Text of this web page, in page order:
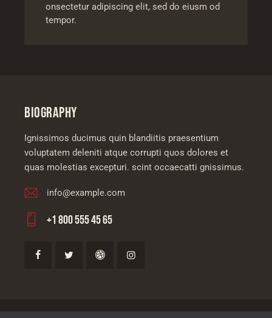
onsectetur adipiscing elit, sed do eiusm od
tempor.
BIOGRAPHY
Ignissimos ducimus quin blandiitis praesentium
voluptatem deleniti atque corrupti quos dolores et
quas molestias excepturi. scint occaecatti gnissimus.
E-
m
info@example.com
on
+1 800 555 45 65